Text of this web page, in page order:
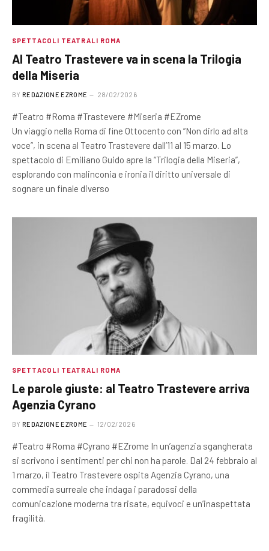
SPETTACOLI TEATRALI ROMA
Al Teatro Trastevere va in scena la Trilogia
della Miseria
BY REDAZIONE EZROME 28/02/2026
#Teatro #Roma #Trastevere #Miseria #EZrome
Un viaggio nella Roma di fine Ottocento con “Non dirlo ad alta
voce”, in scena al Teatro Trastevere dall’11 al 15 marzo. Lo
spettacolo di Emiliano Guido apre la “Trilogia della Miseria”,
esplorando con malinconia e ironia il diritto universale di
sognare un finale diverso
SPETTACOLI TEATRALI ROMA
Le parole giuste: al Teatro Trastevere arriva
Agenzia Cyrano
BY REDAZIONE EZROME 12/02/2026
#Teatro #Roma #Cyrano #EZrome In un’agenzia sgangherata
si scrivono i sentimenti per chi non ha parole. Dal 24 febbraio al
1 marzo, il Teatro Trastevere ospita Agenzia Cyrano, una
commedia surreale che indaga i paradossi della
comunicazione moderna tra risate, equivoci e un’inaspettata
fragilità.